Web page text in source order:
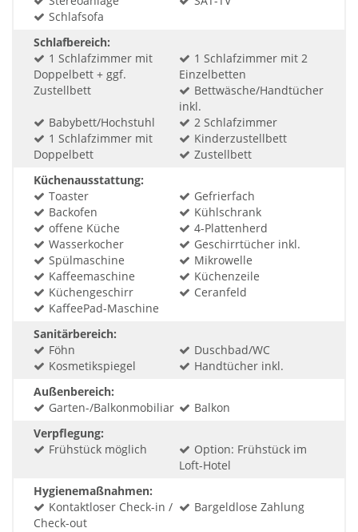
Schlafsofa
Schlafbereich:
1 Schlafzimmer mit
Doppelbett + ggf.
Zustellbett
1 Schlafzimmer mit 2
Einzelbetten
Bettwäsche/Handtücher
inkl.
Babybett/Hochstuhl
2 Schlafzimmer
1 Schlafzimmer mit
Doppelbett
Kinderzustellbett
Zustellbett
Küchenausstattung:
Toaster
Gefrierfach
Backofen
Kühlschrank
offene Küche
4-Plattenherd
Wasserkocher
Geschirrtücher inkl.
Spülmaschine
Mikrowelle
Kaffeemaschine
Küchenzeile
Küchengeschirr
Ceranfeld
KaffeePad-Maschine
Sanitärbereich:
Föhn
Duschbad/WC
Kosmetikspiegel
Handtücher inkl.
Außenbereich:
Garten-/Balkonmobiliar
Balkon
Verpflegung:
Frühstück möglich
Option: Frühstück im
Loft-Hotel
Hygienemaßnahmen:
Kontaktloser Check-in /
Check-out
Bargeldlose Zahlung